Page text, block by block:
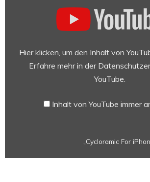
YouTube
Hier klicken, um den Inhalt von
Erfahre mehr in der
YouTube.
Inhalt von YouTube immer
„Cycloramic For